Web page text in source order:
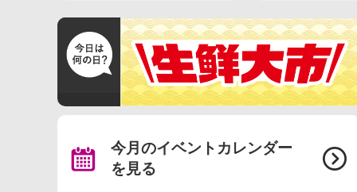
今月のイベントカレンダー
を見る